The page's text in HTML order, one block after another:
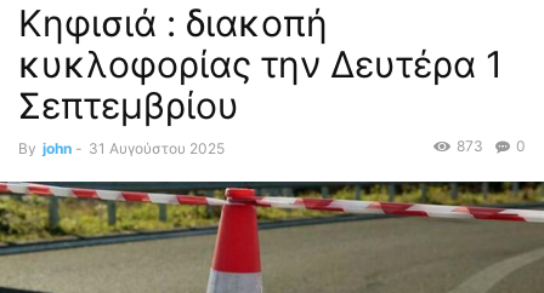
Κηφισιά : διακοπή
κυκλοφορίας την Δευτέρα 1
Σεπτεμβρίου
By john - 31 Αυγούστου 2025 0
873